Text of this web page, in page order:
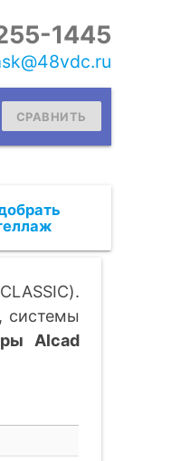
1445
СРАВНИТЬ
системы
Alcad